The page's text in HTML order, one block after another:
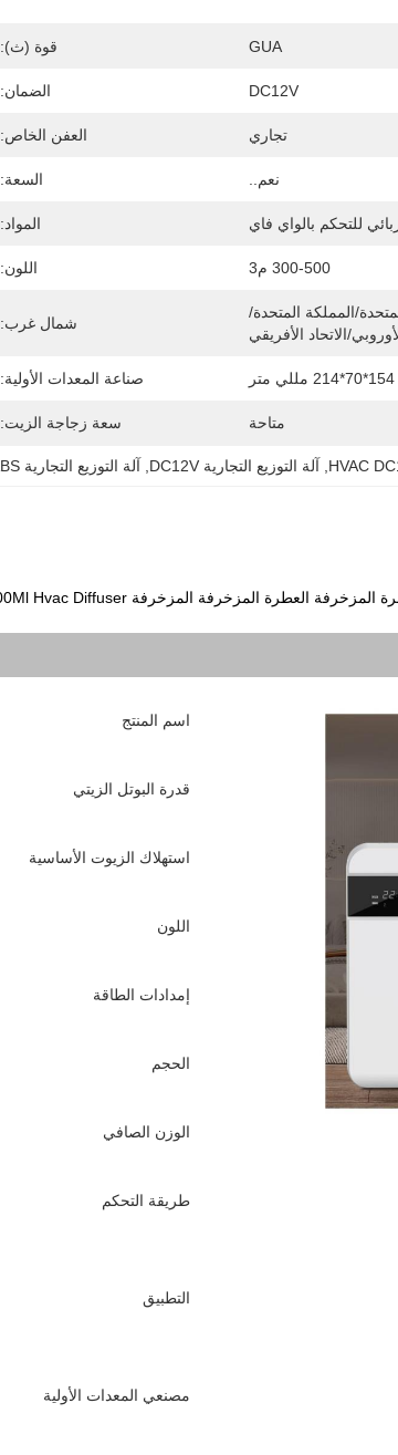
GUA قوة (ث):
DC12V الضمان:
تجاري العفن الخاص:
نعم.. السعة:
للتحكم بالواي فاي المواد:
300-500 م3 اللون:
المملكة المتحدة/
الاتحاد الأفريقي
شمال غرب:
154*70*214 مللي متر صناعة المعدات الأولية:
متاحة سعة زجاجة الزيت:
آلة التوزيع التجارية DC12V آلة التوزيع التجارية ABS
اسم المنتج
قدرة البوتل الزيتي
استهلاك الزيوت الأساسية
اللون
إمدادات الطاقة
الحجم
الوزن الصافي
طريقة التحكم
التطبيق
مصنعي المعدات الأولية